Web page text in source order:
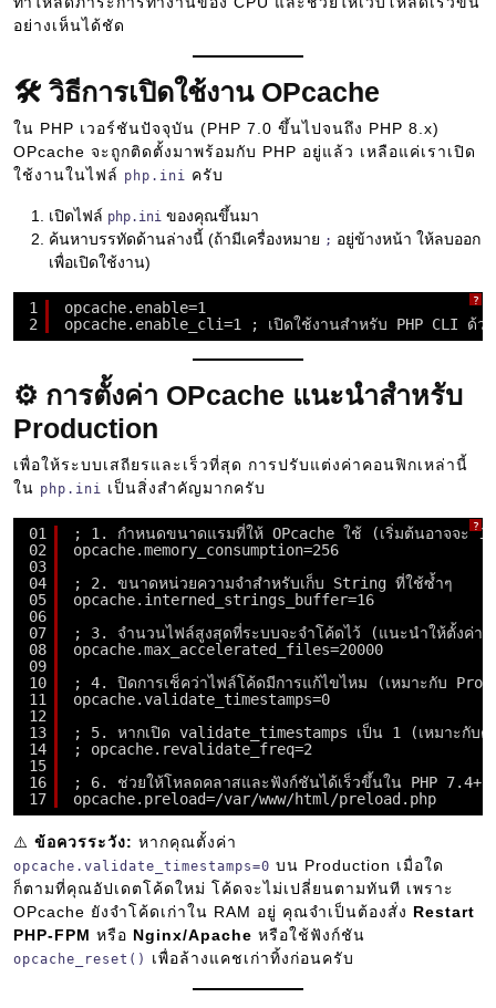
อย่างเห็นได้ชัด
🛠 วิธีการเปิดใช้งาน OPcache
ใน PHP เวอร์ชันปัจจุบัน (PHP 7.0 ขึ้นไปจนถึง PHP 8.x)
OPcache จะถูกติดตั้งมาพร้อมกับ PHP อยู่แล้ว เหลือแค่เราเปิด
ใช้งานในไฟล์ php.ini ครับ
เปิดไฟล์ php.ini ของคุณขึ้นมา
ค้นหาบรรทัดด้านล่างนี้ (ถ้ามีเครื่องหมาย ; อยู่ข้างหน้า ให้ลบออก
เพื่อเปิดใช้งาน)
?
1
2
opcache.enable=1
opcache.enable_cli=1 ; เปิดใช้งานสำหรับ PHP CLI ด้
⚙️ การตั้งค่า OPcache แนะนำสำหรับ
Production
เพื่อให้ระบบเสถียรและเร็วที่สุด การปรับแต่งค่าคอนฟิกเหล่านี้
ใน php.ini เป็นสิ่งสำคัญมากครับ
?
01
02
03
04
05
06
07
08
09
10
11
12
13
14
15
16
17
; 1. กำหนดขนาดแรมที่ให้ OPcache ใช้ (เริ่มต้นอาจจะ
opcache.memory_consumption=256
; 2. ขนาดหน่วยความจำสำหรับเก็บ String ที่ใช้ซ้ำๆ
opcache.interned_strings_buffer=16
; 3. จำนวนไฟล์สูงสุดที่ระบบจะจำโค้ดไว้ (แนะนำให้ตั้งค่า
opcache.max_accelerated_files=20000
; 4. ปิดการเช็คว่าไฟล์โค้ดมีการแก้ไขไหม (เหมาะกับ
opcache.validate_timestamps=0
; 5. หากเปิด validate_timestamps เป็น 1 (เหมาะกับต
; opcache.revalidate_freq=2
; 6. ช่วยให้โหลดคลาสและฟังก์ชันได้เร็วขึ้นใน PHP 7.4+
opcache.preload=/var/www/html/preload.php
⚠️ ข้อควรระวัง: หากคุณตั้งค่า
opcache.validate_timestamps=0 บน Production เมื่อใด
ก็ตามที่คุณอัปเดตโค้ดใหม่ โค้ดจะไม่เปลี่ยนตามทันที เพราะ
OPcache ยังจำโค้ดเก่าใน RAM อยู่ คุณจำเป็นต้องสั่ง Restart
PHP-FPM หรือ Nginx/Apache หรือใช้ฟังก์ชัน
opcache_reset() เพื่อล้างแคชเก่าทิ้งก่อนครับ